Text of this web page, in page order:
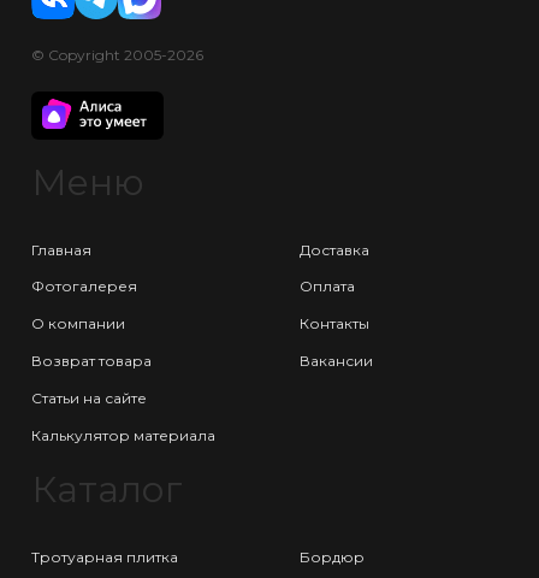
© Copyright 2005-2026
Меню
Главная
Фотогалерея
О компании
Возврат товара
Статьи на сайте
Калькулятор материала
Доставка
Оплата
Контакты
Вакансии
Каталог
Тротуарная плитка Бордюр